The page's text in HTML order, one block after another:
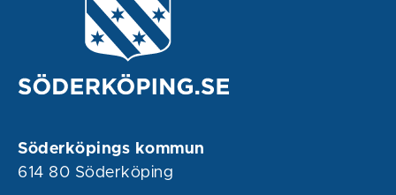
Söderköpings kommun
614 80 Söderköping